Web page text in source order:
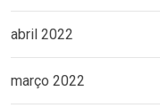
abril 2022
março 2022